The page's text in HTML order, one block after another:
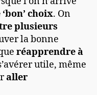
choix. On
plusieurs
la bonne
réapprendre à
utile, même
aller